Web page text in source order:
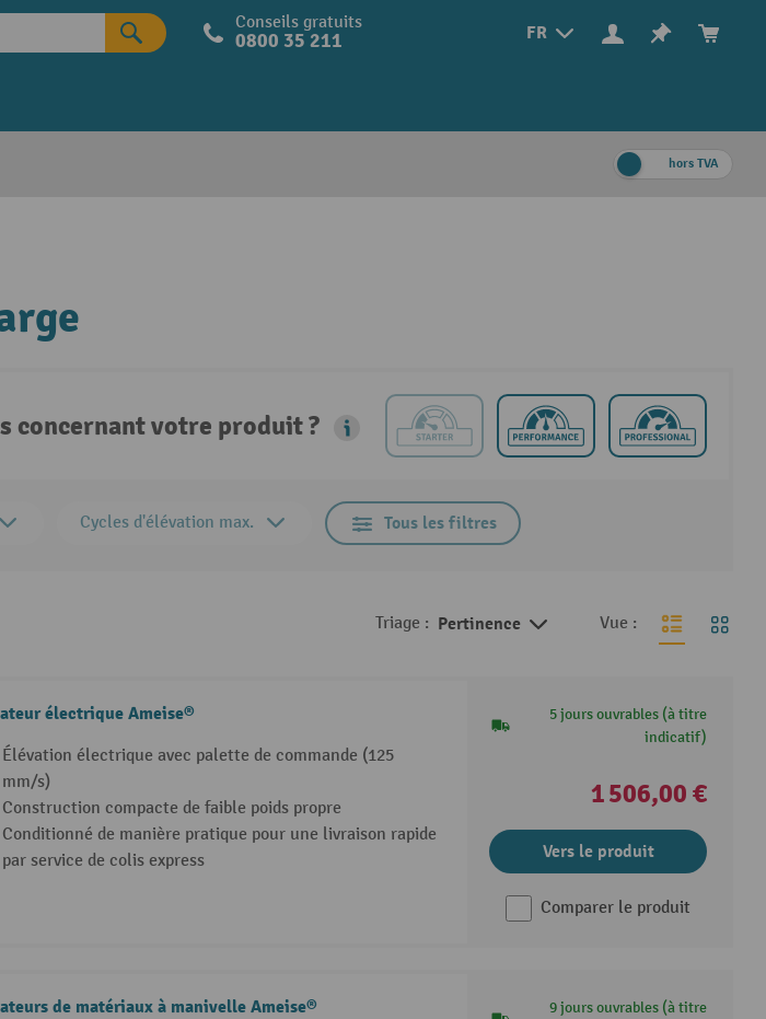
FR
Conseils gratuits
0800 35 211
hors TVA
concernant votre produit ?
Cycles d'élévation max. Tous les filtres
Triage : Pertinence Vue :
électrique Ameise®
Élévation électrique avec palette de commande (125
mm/s)
Construction compacte de faible poids propre
Conditionné de manière pratique pour une livraison rapide
par service de colis express
5 jours ouvrables (à titre
indicatif)
1 506,00 €
Vers le produit
Comparer le produit
de matériaux à manivelle Ameise®
9 jours ouvrables (à titre